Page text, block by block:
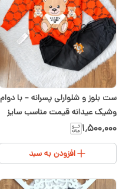
ست بلوز و شلوارلی پسرانه – با دوام
وشیک‌ عیدانه قیمت مناسب سایز
۵۰ و ۵۵
۱٬۵۰۰٬۰۰۰
افزودن به سبد